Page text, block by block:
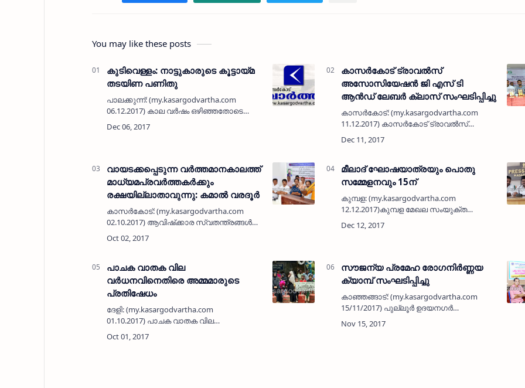
You may like these posts
കുടിവെള്ളം: നാട്ടുകാരുടെ കൂട്ടായ്മ
തടയിണ പണിതു
പാലക്കുന്ന്: (my.kasargodvartha.com
06.12.2017) കാല വര്‍ഷം ഒഴിഞ്ഞതോടെ
ആറാട്ടു കടവിലും പരിസരങ്ങളിലുമുള്ള
തോടും കിണറും വറ്റിത്തുടങ്ങുകയായി.
കാസര്‍കോട് ട്രാവല്‍സ്
അസോസിയേഷന്‍ ജി എസ് ടി
ആന്‍ഡ് ലേബര്‍ ക്ലാസ് സംഘടിപ്പിച്ചു
കാസര്‍കോട്: (my.kasargodvartha.com
11.12.2017) കാസര്‍കോട് ട്രാവല്‍സ്
അസോസിയേഷന്റെ നേതൃത്വത്തില്‍
ജില്ലയിലെ 100 ല്‍പരം ഏജന്‍സികളെ
ക…
വായടക്കപ്പെടുന്ന വര്‍ത്തമാനകാലത്ത്
മാധ്യമപ്രവര്‍ത്തകര്‍ക്കും
രക്ഷയില്ലാതാവുന്നു: കമാല്‍ വരദൂര്‍
കാസര്‍കോട്: (my.kasargodvartha.com
02.10.2017) ആവിഷ്‌ക്കാര സ്വതന്ത്രങ്ങള്‍ക്ക്
നേരെ വായടക്കപ്പെടുന്ന വര്‍ത്തമാനകാലത്ത്
മാധ്യമ പ്രവര്‍ത്തകര്‍ക്കുപോലും
മീലാദ് ഘോഷയാത്രയും പൊതു
സമ്മേളനവും 15ന്
കുമ്പള: (my.kasargodvartha.com
12.12.2017)കുമ്പള മേഖല സംയുക്ത
ജമാഅത്തിന്റെ ആഭിമുഖ്യത്തില്‍
പ്രകാശമാണ് തിരുനബി (സ) എന്ന
പാചക വാതക വില
വര്‍ധനവിനെതിരെ അമ്മമാരുടെ
പ്രതിഷേധം
ദേളി: (my.kasargodvartha.com
01.10.2017) പാചക വാതക വില
വര്‍ധനവിനെതിരെ ഒരു ഗ്രാമത്തിലെ
അമ്മമാര്‍ ഒന്നടങ്കം തെരുവിലിറങ്ങി.
സൗജന്യ പ്രമേഹ രോഗനിര്‍ണ്ണയ
ക്യാമ്പ് സംഘടിപ്പിച്ചു
കാഞ്ഞങ്ങാട്: (my.kasargodvartha.com
15/11/2017) പുല്ലൂര്‍ ഉദയനഗര്‍
ഹൈസ്‌കൂള്‍ പി ടി എ കമ്മിറ്റിയുടെയും
കാഞ്ഞങ്ങാട് ടൗണ്‍ ലയണ്‍സ് ക്ലബിന്റെയും